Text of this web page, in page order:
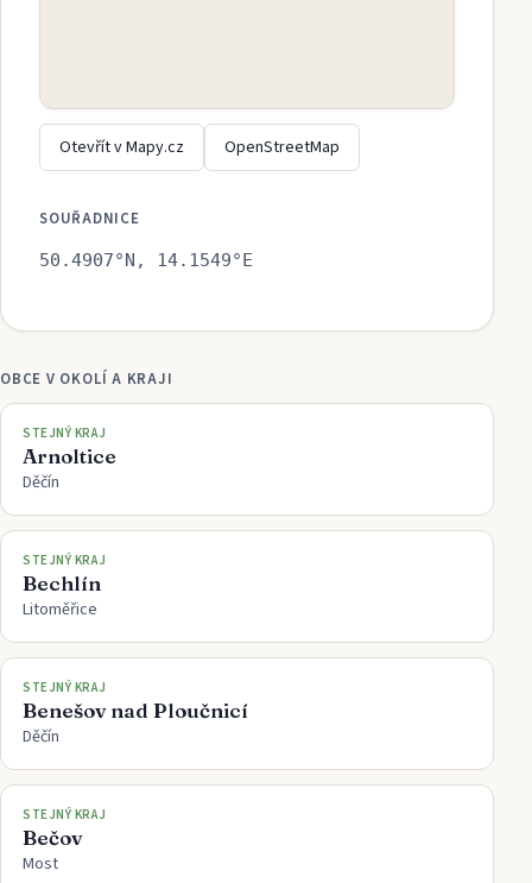
Otevřít v Mapy.cz OpenStreetMap
SOUŘADNICE
50.4907°N, 14.1549°E
OBCE V OKOLÍ A KRAJI
STEJNÝ KRAJ
Arnoltice
Děčín
STEJNÝ KRAJ
Bechlín
Litoměřice
STEJNÝ KRAJ
Benešov nad Ploučnicí
Děčín
STEJNÝ KRAJ
Bečov
Most